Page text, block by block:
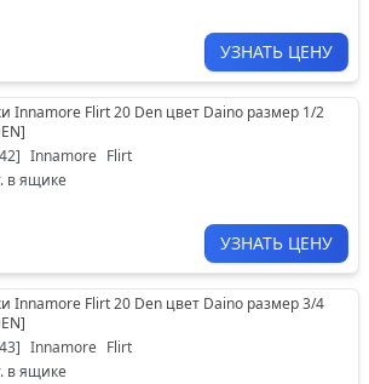
УЗНАТЬ ЦЕНУ
Innamore Flirt 20 Den цвет Daino размер 1/2
]
] Innamore Flirt
в ящике
УЗНАТЬ ЦЕНУ
Innamore Flirt 20 Den цвет Daino размер 3/4
]
] Innamore Flirt
в ящике